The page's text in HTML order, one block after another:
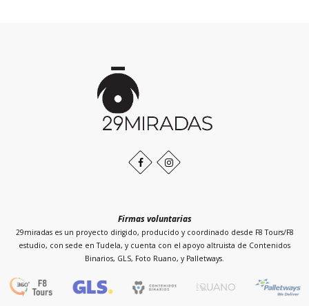
FacebookInstagram
Firmas voluntarias
29miradas es un proyecto dirigido, producido y coordinado desde F8 Tours/F8
estudio, con sede en Tudela, y cuenta con el apoyo altruista de Contenidos
Binarios, GLS, Foto Ruano, y Palletways.